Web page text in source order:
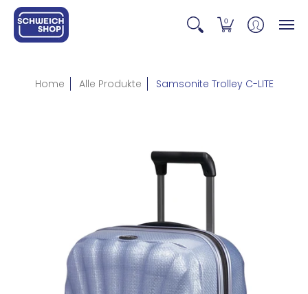
0
Home Alle Produkte Samsonite Trolley C-LITE